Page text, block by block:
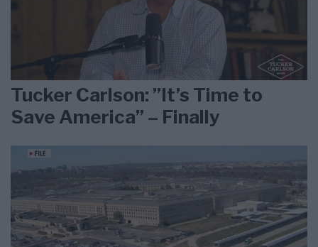
Tucker Carlson: ”It’s Time to
Save America” – Finally